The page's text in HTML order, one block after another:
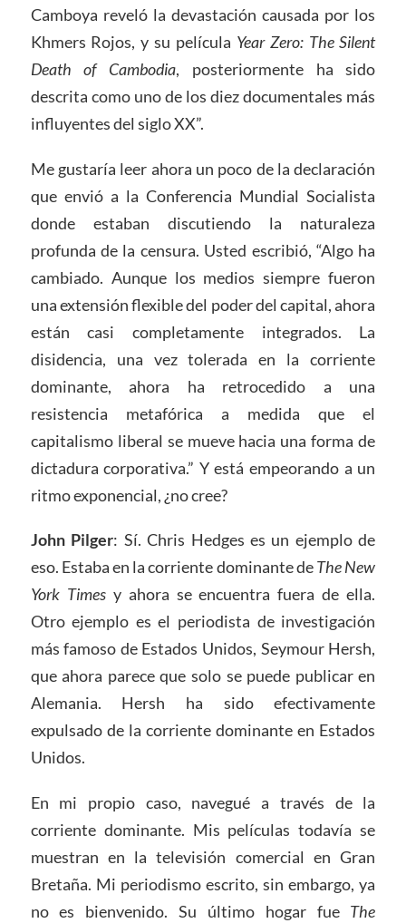
Camboya reveló la devastación causada por los
Khmers Rojos, y su película Year Zero: The Silent
Death of Cambodia, posteriormente ha sido
descrita como uno de los diez documentales más
influyentes del siglo XX”.
Me gustaría leer ahora un poco de la declaración
que envió a la Conferencia Mundial Socialista
donde estaban discutiendo la naturaleza
profunda de la censura. Usted escribió, “Algo ha
cambiado. Aunque los medios siempre fueron
una extensión flexible del poder del capital, ahora
están casi completamente integrados. La
disidencia, una vez tolerada en la corriente
dominante, ahora ha retrocedido a una
resistencia metafórica a medida que el
capitalismo liberal se mueve hacia una forma de
dictadura corporativa.” Y está empeorando a un
ritmo exponencial, ¿no cree?
John Pilger: Sí. Chris Hedges es un ejemplo de
eso. Estaba en la corriente dominante deThe New
York Timesy ahora se encuentra fuera de ella.
Otro ejemplo es el periodista de investigación
más famoso de Estados Unidos, Seymour Hersh,
que ahora parece que solo se puede publicar en
Alemania. Hersh ha sido efectivamente
expulsado de la corriente dominante en Estados
Unidos.
En mi propio caso, navegué a través de la
corriente dominante. Mis películas todavía se
muestran en la televisión comercial en Gran
Bretaña. Mi periodismo escrito, sin embargo, ya
no es bienvenido. Su último hogar fue The